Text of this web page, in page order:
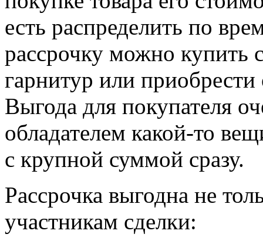
есть распределить по
рассрочку можно купить
гарнитур или
Выгода для покупателя
обладателем какой-то
с крупной суммой сразу.
Рассрочка выгодна не
участникам сделки: